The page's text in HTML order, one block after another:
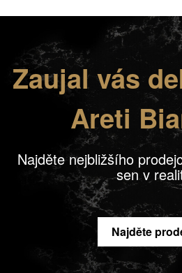
Zaujal vás
Areti
Najděte nejbližšího
sen v
Najděte